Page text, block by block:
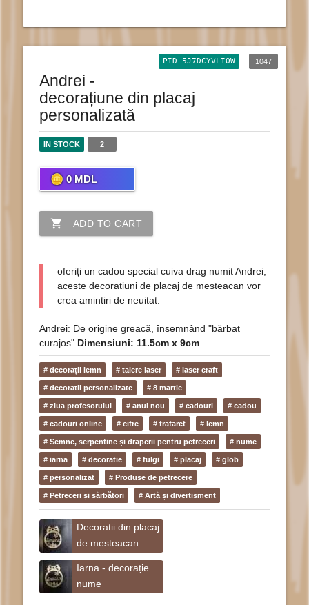
1047
PID-5J7DCYVLIOW
Andrei -
decorațiune din placaj
personalizată
IN STOCK 2
0 MDL
shopping_cart ADD TO CART
oferiți un cadou special cuiva drag numit Andrei,
aceste decoratiuni de placaj de mesteacan vor
crea amintiri de neuitat.
Andrei: De origine greacă, însemnând "bărbat
curajos". Dimensiuni: 11.5cm x 9cm
# decorații lemn # taiere laser # laser craft
# decoratii personalizate # 8 martie
# ziua profesorului # anul nou # cadouri # cadou
# cadouri online # cifre # trafaret # lemn
# Semne, serpentine și draperii pentru petreceri # nume
# iarna # decoratie # fulgi # placaj # glob
# personalizat # Produse de petrecere
# Petreceri și sărbători # Artă și divertisment
Decoratii din placaj
de mesteacan
Iarna - decorație
nume